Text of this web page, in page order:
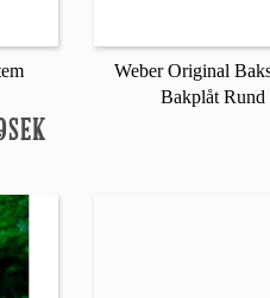
Weber Original
Bakplåt Rund